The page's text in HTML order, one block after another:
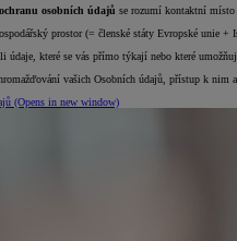
osobních údajů se rozumí kontaktní místo
prostor (= členské státy Evropské unie +
údaje, které se vás přímo týkají nebo které
vašich Osobních údajů, přístup k nim
(Opens in new window)